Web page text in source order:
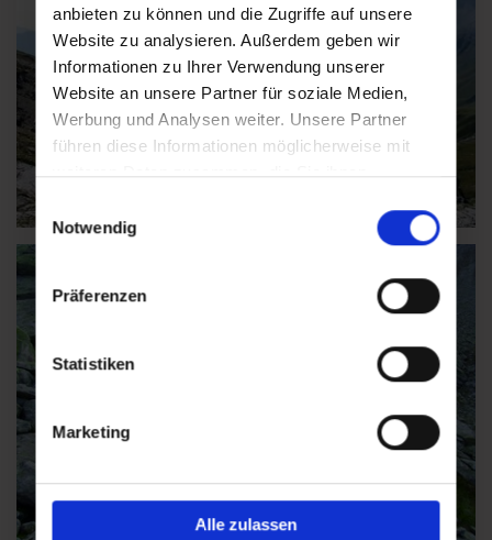
anbieten zu können und die Zugriffe auf unsere
Website zu analysieren. Außerdem geben wir
Informationen zu Ihrer Verwendung unserer
Website an unsere Partner für soziale Medien,
Werbung und Analysen weiter. Unsere Partner
führen diese Informationen möglicherweise mit
weiteren Daten zusammen, die Sie ihnen
Nutzung der Dienste gesammelt haben.
Notwendig
Präferenzen
Statistiken
Marketing
Alle zulassen